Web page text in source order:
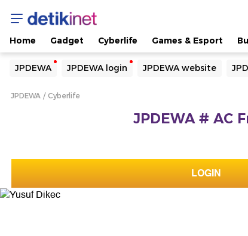
Home Gadget Cyberlife Games & Esport
JPDEWA JPDEWA login JPDEWA website
Yang sedang ramai dicari
Loading...
JPDEWA Cyberlife
JPDEWA # AC
LOGIN